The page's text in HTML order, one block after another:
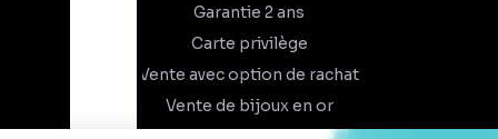
Garantie 2 ans
Carte privilège
Vente avec option de rachat
Vente de bijoux en or